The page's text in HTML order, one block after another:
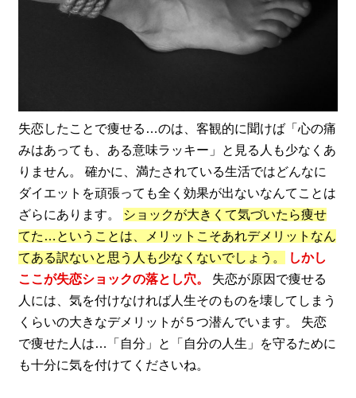
失恋したことで痩せる…のは、客観的に聞けば「心の痛
みはあっても、ある意味ラッキー」と見る人も少なくあ
りません。 確かに、満たされている生活ではどんなに
ダイエットを頑張っても全く効果が出ないなんてことは
ざらにあります。 ショックが大きくて気づいたら痩せ
てた…ということは、メリットこそあれデメリットなん
てある訳ないと思う人も少なくないでしょう。
しかし
ここが失恋ショックの落とし穴。
失恋が原因で痩せる
人には、気を付けなければ人生そのものを壊してしまう
くらいの大きなデメリットが５つ潜んでいます。 失恋
で痩せた人は…「自分」と「自分の人生」を守るために
も十分に気を付けてくださいね。